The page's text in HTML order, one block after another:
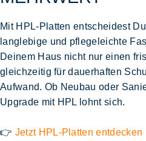
Mit HPL-Platten entscheidest
langlebige und pflegeleichte
Deinem Haus nicht nur einen
gleichzeitig fürdauerhaften
Aufwand. Ob Neubau oder
Upgrade mit HPL lohnt sich.
👉 Jetzt HPL-Platten entdecken